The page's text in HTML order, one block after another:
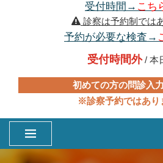
受付時間→ こち
診察は予約制では
予約が必要な検査→
受付時間外/ 本
初めての方の問診入
※診察予約ではあり